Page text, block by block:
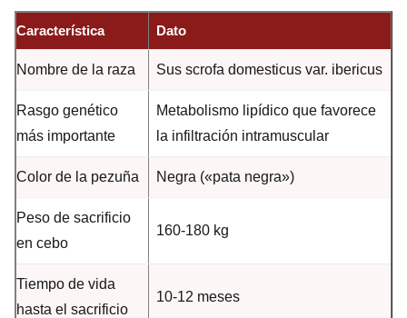
Característica Dato
Nombre de la raza Sus scrofa domesticus var. ibericus
Rasgo genético
más importante
Metabolismo lipídico que favorece
la infiltración intramuscular
Color de la pezuña Negra («pata negra»)
Peso de sacrificio
en cebo
160-180 kg
Tiempo de vida
hasta el sacrificio
10-12 meses